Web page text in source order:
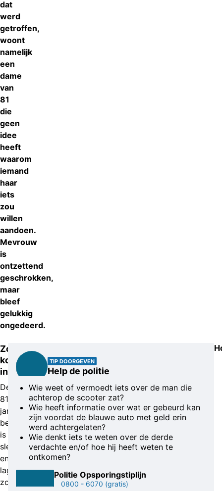
dat
werd
getroffen,
woont
namelijk
een
dame
van
81
die
geen
idee
heeft
waarom
iemand
haar
iets
zou
willen
aandoen.
Mevrouw
is
ontzettend
geschrokken,
maar
bleef
gelukkig
ongedeerd.
Zoon
kon
ingrijpen
De
81-
jarige
bewoonster
is
slechthorend
en
lag
zonder
TIP DOORGEVEN
Help de politie
Wie weet of vermoedt iets over de man die
achterop de scooter zat?
Wie heeft informatie over wat er gebeurd kan
zijn voordat de blauwe auto met geld erin
werd achtergelaten?
Wie denkt iets te weten over de derde
verdachte en/of hoe hij heeft weten te
ontkomen?
Politie Opsporingstiplijn
0800 - 6070 (gratis)